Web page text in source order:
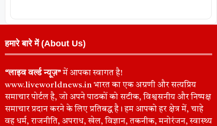
हमारे बारे में (About Us)
“लाइव वर्ल्ड न्यूज़”में आपका स्वागत है!
www.liveworldnews.in भारत का एक अग्रणी और सत्यप्रिय
समाचार पोर्टल है, जो अपने पाठकों को सटीक, विश्वसनीय और निष्पक्ष
समाचार प्रदान करने के लिए प्रतिबद्ध है। हम आपको हर क्षेत्र में, चाहे
वह धर्म, राजनीति, अपराध, खेल, विज्ञान, तकनीक, मनोरंजन, स्वास्थ्य